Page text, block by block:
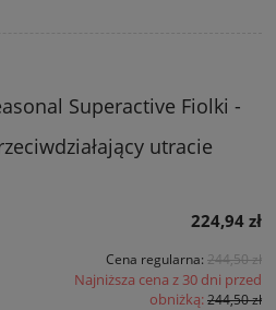
Superactive Fiolki -
utracie
224,94 zł
Cena regularna: 244,50 zł
Najniższa cena z 30 dni przed
obniżką:244,50 zł